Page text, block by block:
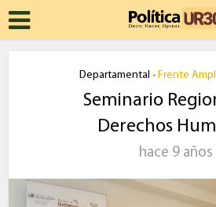
Departamental • Frente
Seminario
Derechos
hace 9 años